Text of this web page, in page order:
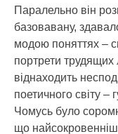
Паралельно він
базовавану,
модою поняттях –
портрети
віднаходить
поетичного світу –
Чомусь було
що